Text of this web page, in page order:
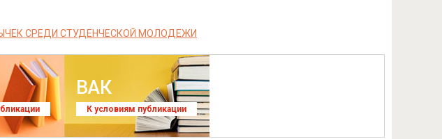
СРЕДИ СТУДЕНЧЕСКОЙ МОЛОДЕЖИ
ВАК
К условиям публикации